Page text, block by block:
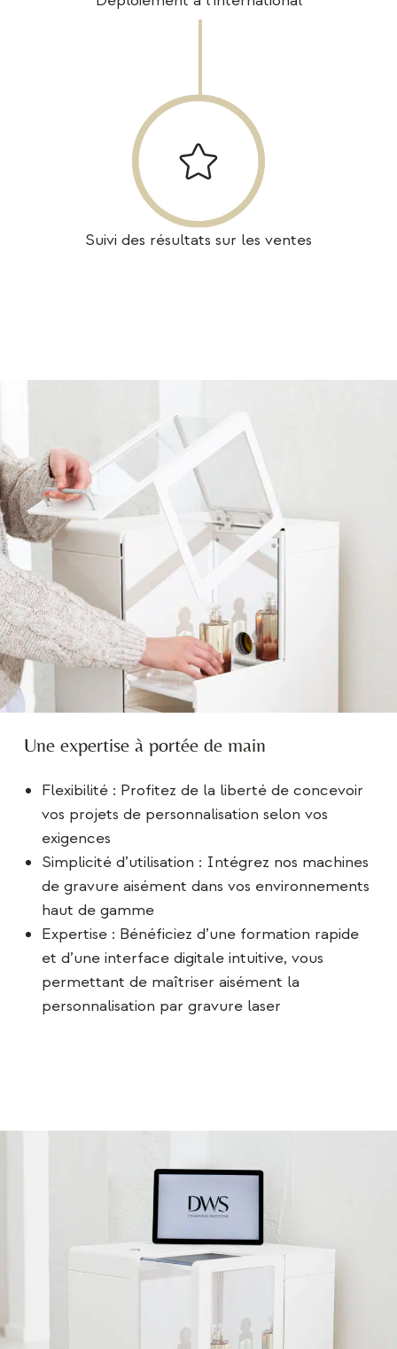
Suivi des résultats sur les ventes
Une expertise à portée de main
Flexibilité : Profitez de la liberté de concevoir
vos projets de personnalisation selon vos
exigences
Simplicité d’utilisation : Intégrez nos machines
de gravure aisément dans vos environnements
haut de gamme
Expertise : Bénéficiez d’une formation rapide
et d’une interface digitale intuitive, vous
permettant de maîtriser aisément la
personnalisation par gravure laser